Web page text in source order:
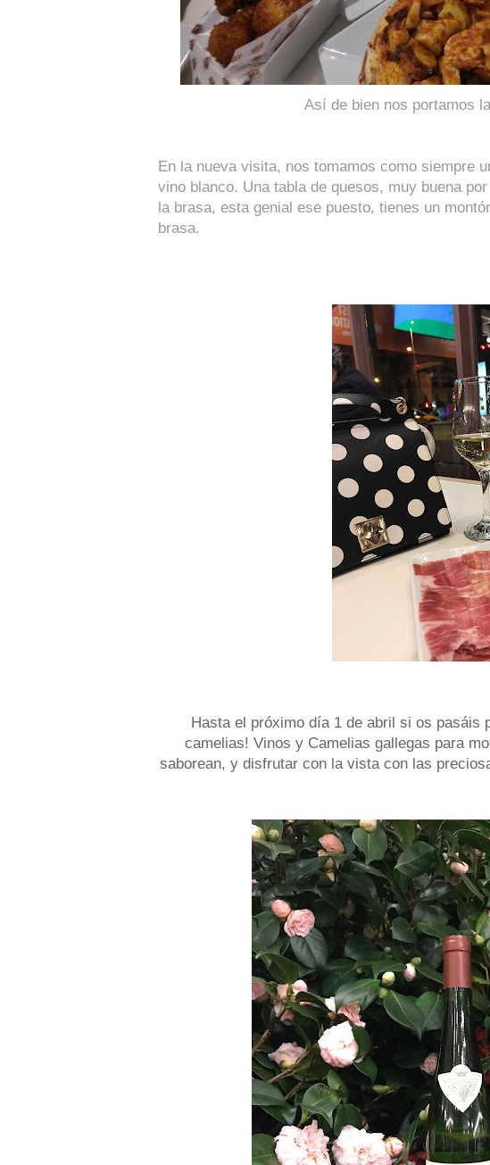
Así de bien nos portamos
En la nueva visita, nos tomamos como siempre
vino blanco. Una tabla de quesos, muy buena
la brasa, esta genial ese puesto, tienes un
brasa.
Hasta el próximo día 1 de abril si os pasáis
camelias! Vinos y Camelias gallegas para
saborean, y disfrutar con la vista con las